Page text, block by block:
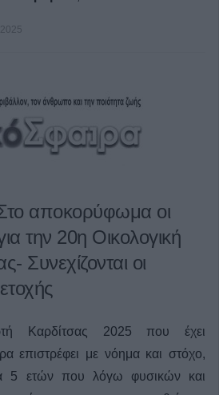
αποκορύφωμα οι
την 20η Οικολογική
Συνεχίζονται οι
Καρδίτσας 2025 που έχει
επιστρέφει με νόημα και στόχο,
5 ετών που λόγω φυσικών και